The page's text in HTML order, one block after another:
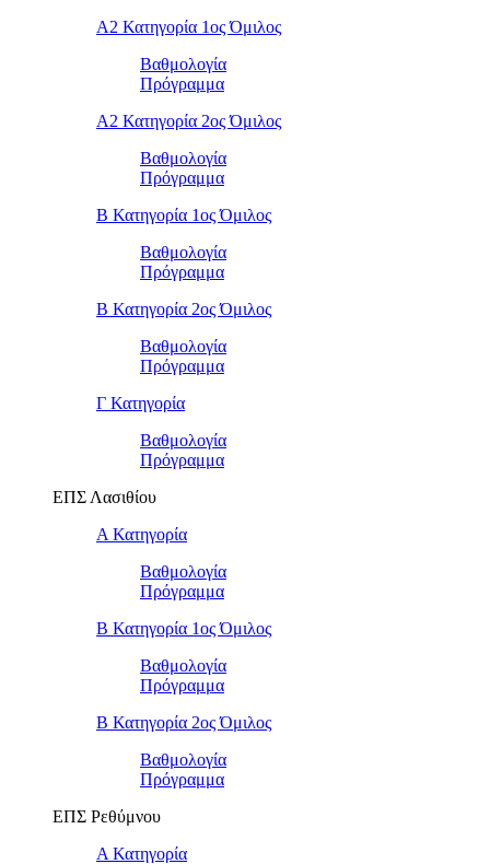
Α2 Κατηγορία 1ος Όμιλος
Βαθμολογία
Πρόγραμμα
Α2 Κατηγορία 2ος Όμιλος
Βαθμολογία
Πρόγραμμα
Β Κατηγορία 1ος Όμιλος
Βαθμολογία
Πρόγραμμα
Β Κατηγορία 2ος Όμιλος
Βαθμολογία
Πρόγραμμα
Γ Κατηγορία
Βαθμολογία
Πρόγραμμα
ΕΠΣ Λασιθίου
Α Κατηγορία
Βαθμολογία
Πρόγραμμα
Β Κατηγορία 1ος Όμιλος
Βαθμολογία
Πρόγραμμα
Β Κατηγορία 2ος Όμιλος
Βαθμολογία
Πρόγραμμα
ΕΠΣ Ρεθύμνου
Α Κατηγορία